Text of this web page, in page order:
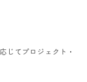
じてプロジェクト・